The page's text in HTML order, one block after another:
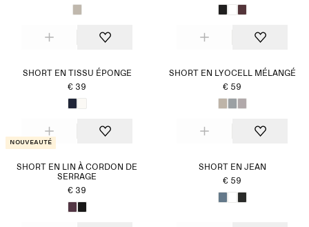
SHORT EN TISSU ÉPONGE
€ 39
SHORT EN LYOCELL MÉLANGÉ
€ 59
Nouveauté
SHORT EN LIN À CORDON DE
SERRAGE
€ 39
SHORT EN JEAN
€ 59